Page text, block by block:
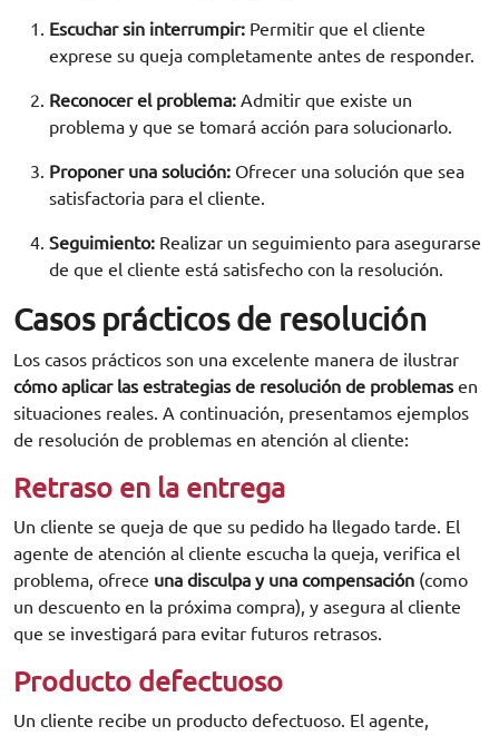
Escuchar sin interrumpir: Permitir que el cliente
exprese su queja completamente antes de responder.
Reconocer el problema: Admitir que existe un
problema y que se tomará acción para solucionarlo.
Proponer una solución: Ofrecer una solución que sea
satisfactoria para el cliente.
Seguimiento: Realizar un seguimiento para asegurarse
de que el cliente está satisfecho con la resolución.
Casos prácticos de resolución
Los casos prácticos son una excelente manera de ilustrar
cómo aplicar las estrategias de resolución de problemas en
situaciones reales. A continuación, presentamos ejemplos
de resolución de problemas en atención al cliente:
Retraso en la entrega
Un cliente se queja de que su pedido ha llegado tarde. El
agente de atención al cliente escucha la queja, verifica el
problema, ofrece una disculpa y una compensación (como
un descuento en la próxima compra), y asegura al cliente
que se investigará para evitar futuros retrasos.
Producto defectuoso
Un cliente recibe un producto defectuoso. El agente,